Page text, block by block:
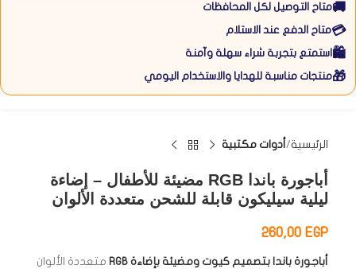
🚚متاح التوصيل لكل المحافظات
💳متاح الدفع عند الاستلام
🛍️ استمتع بتجربة شراء سهلة وآمنة
🎁منتجات مناسبة للهدايا والاستخدام اليومي
الرئيسية أدوات مكتبية
أباجورة باندا RGB مضيئة للأطفال – إضاءة
ليلية سيليكون قابلة للشحن متعددة الألوان
260,00 EGP
أباجورة باندا بتصميم كيوت ومضيئة بإضاءة RGB
متعددة الألوان